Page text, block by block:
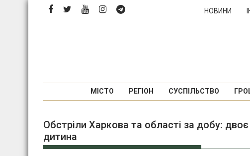
Перейти
НОВИНИ
МІСТО РЕГІОН СУСПІЛЬСТВО
Обстріли Харкова та області за добу:
дитина